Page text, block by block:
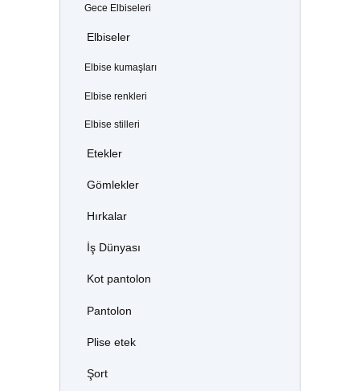
Gece Elbiseleri
Elbiseler
Elbise kumaşları
Elbise renkleri
Elbise stilleri
Etekler
Gömlekler
Hırkalar
İş Dünyası
Kot pantolon
Pantolon
Plise etek
Şort